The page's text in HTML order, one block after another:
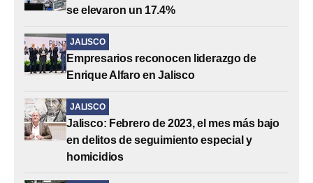
se elevaron un 17.4%
JALISCO
Empresarios reconocen liderazgo de
Enrique Alfaro en Jalisco
JALISCO
Jalisco: Febrero de 2023, el mes más bajo
en delitos de seguimiento especial y
homicidios